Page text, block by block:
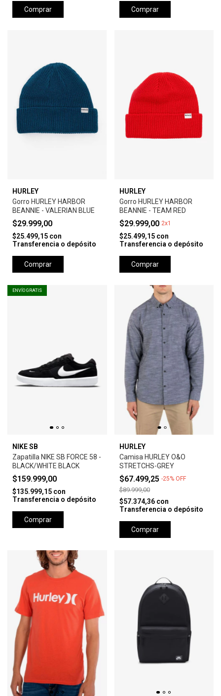
Comprar Comprar
HURLEY
Gorro HURLEY HARBOR
BEANNIE - VALERIAN BLUE
$29.999,00
$25.499,15 con
Transferencia o depósito
Comprar
HURLEY
Gorro HURLEY HARBOR
BEANNIE - TEAM RED
$29.999,00 2x1
$25.499,15 con
Transferencia o depósito
Comprar
ENVÍO GRATIS
NIKE SB
Zapatilla NIKE SB FORCE 58 -
BLACK/WHITE BLACK
$159.999,00
$135.999,15 con
Transferencia o depósito
Comprar
HURLEY
Camisa HURLEY O&O
STRETCHS-GREY
$67.499,25 -25% OFF
$89.999,00
$57.374,36 con
Transferencia o depósito
Comprar